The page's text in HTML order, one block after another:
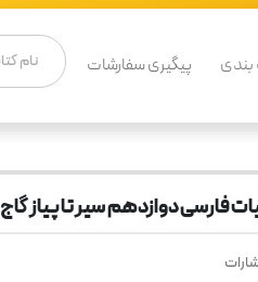
پیگیری سفارشات
فارسی دوازدهم سیر تا پیاز گاج